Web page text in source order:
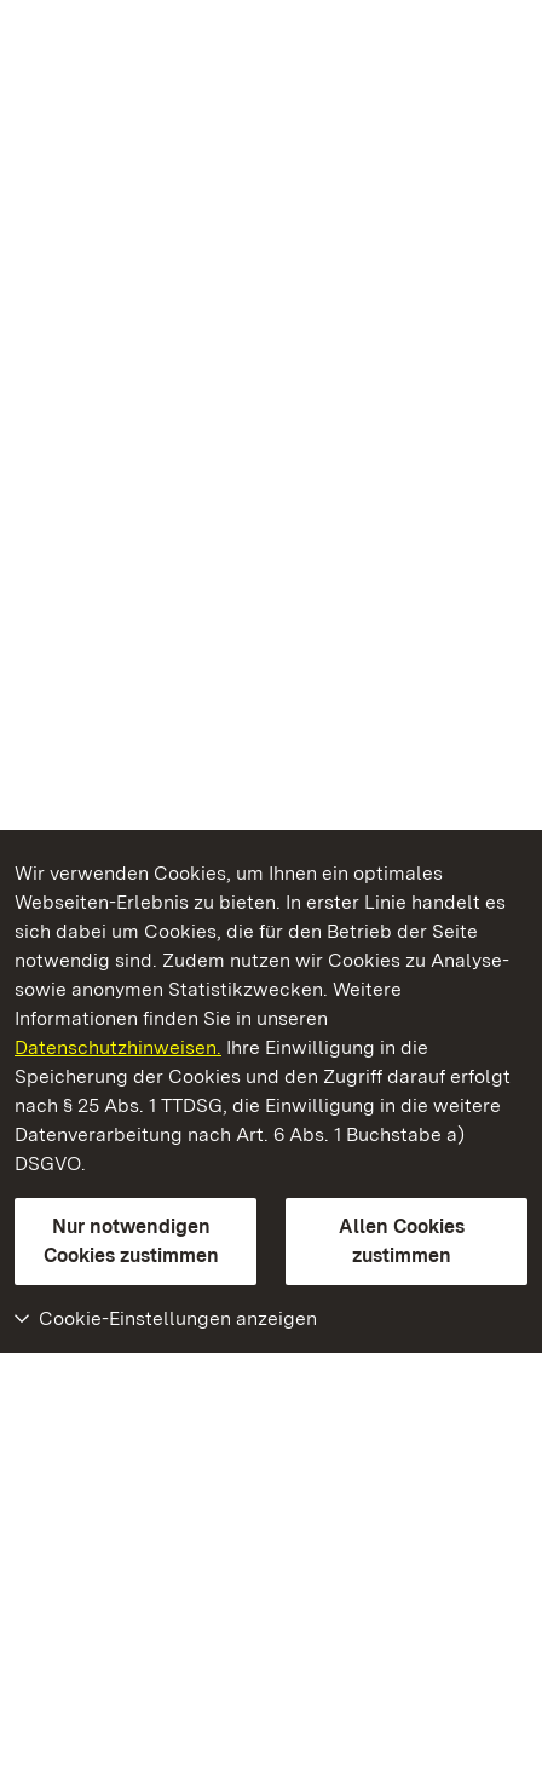
Wir verwenden Cookies, um Ihnen ein optimales
Webseiten-Erlebnis zu bieten. In erster Linie handelt es
sich dabei um Cookies, die für den Betrieb der Seite
notwendig sind. Zudem nutzen wir Cookies zu Analyse-
sowie anonymen Statistikzwecken. Weitere
Informationen finden Sie in unseren
Datenschutzhinweisen. Ihre Einwilligung in die
Speicherung der Cookies und den Zugriff darauf erfolgt
nach § 25 Abs. 1 TTDSG, die Einwilligung in die weitere
Datenverarbeitung nach Art. 6 Abs. 1 Buchstabe a)
DSGVO.
Nur notwendigen
Cookies zustimmen
Allen Cookies
zustimmen
Cookie-Einstellungen anzeigen
Kommen. Staunen. Genießen.
Residenzschloss Ludwigsburg
Staatliche Schlösser und Gärten Baden-Württemberg
Kontakt
GebärdenspracheLeichte Sprache
Erklärung zur Barrierefreiheit
BITV-konform (geprüfte Seiten)
Weiteres